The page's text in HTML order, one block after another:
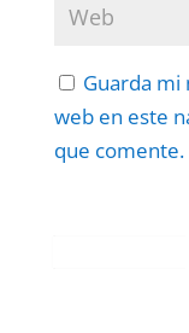
Guarda
web en este
que comente.